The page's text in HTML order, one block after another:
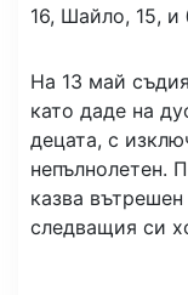
16, Шайло, 15, и
На 13 май
като даде на
децата, с
непълнолетен.
казва
следващия си